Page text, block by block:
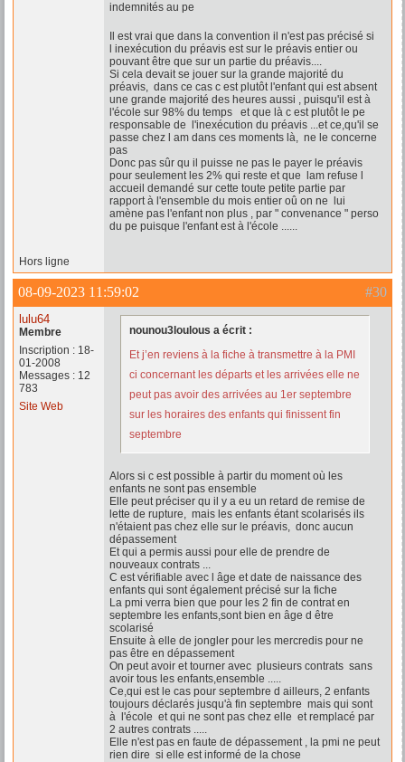
indemnités au pe
Il est vrai que dans la convention il n'est pas précisé si
l inexécution du préavis est sur le préavis entier ou
pouvant être que sur un partie du préavis....
Si cela devait se jouer sur la grande majorité du
préavis, dans ce cas c est plutôt l'enfant qui est absent
une grande majorité des heures aussi , puisqu'il est à
l'école sur 98% du temps et que là c est plutôt le pe
responsable de l'inexécution du préavis ...et ce,qu'il se
passe chez l am dans ces moments là, ne le concerne
pas
Donc pas sûr qu il puisse ne pas le payer le préavis
pour seulement les 2% qui reste et que lam refuse l
accueil demandé sur cette toute petite partie par
rapport à l'ensemble du mois entier oû on ne lui
amène pas l'enfant non plus , par " convenance " perso
du pe puisque l'enfant est à l'école ......
Hors ligne
#30
08-09-2023 11:59:02
lulu64
Membre
Inscription : 18-
01-2008
Messages : 12
783
Site Web
nounou3loulous a écrit :
Et j’en reviens à la fiche à transmettre à la PMI
ci concernant les départs et les arrivées elle ne
peut pas avoir des arrivées au 1er septembre
sur les horaires des enfants qui finissent fin
septembre
Alors si c est possible à partir du moment où les
enfants ne sont pas ensemble
Elle peut préciser qu il y a eu un retard de remise de
lette de rupture, mais les enfants étant scolarisés ils
n'étaient pas chez elle sur le préavis, donc aucun
dépassement
Et qui a permis aussi pour elle de prendre de
nouveaux contrats ...
C est vérifiable avec l âge et date de naissance des
enfants qui sont également précisé sur la fiche
La pmi verra bien que pour les 2 fin de contrat en
septembre les enfants,sont bien en âge d être
scolarisé
Ensuite à elle de jongler pour les mercredis pour ne
pas être en dépassement
On peut avoir et tourner avec plusieurs contrats sans
avoir tous les enfants,ensemble .....
Ce,qui est le cas pour septembre d ailleurs, 2 enfants
toujours déclarés jusqu'à fin septembre mais qui sont
à l'école et qui ne sont pas chez elle et remplacé par
2 autres contrats .....
Elle n'est pas en faute de dépassement , la pmi ne peut
rien dire si elle est informé de la chose